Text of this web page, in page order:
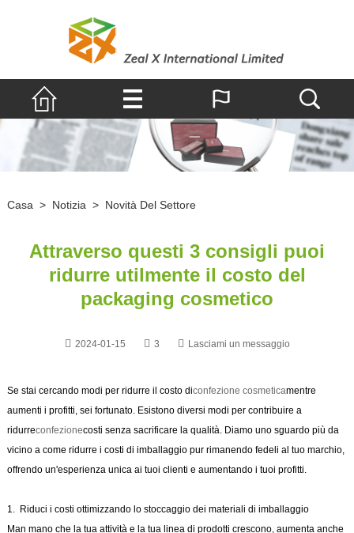
Casa > Notizia > Novità Del Settore
Attraverso questi 3 consigli puoi
ridurre utilmente il costo del
packaging cosmetico
2024-01-15 3 Lasciami un messaggio
Se stai cercando modi per ridurre il costo diconfezione cosmeticamentre
aumenti i profitti, sei fortunato. Esistono diversi modi per contribuire a
ridurreconfezionecosti senza sacrificare la qualità. Diamo uno sguardo più da
vicino a come ridurre i costi di imballaggio pur rimanendo fedeli al tuo marchio,
offrendo un'esperienza unica ai tuoi clienti e aumentando i tuoi profitti.
1. Riduci i costi ottimizzando lo stoccaggio dei materiali di imballaggio
Man mano che la tua attività e la tua linea di prodotti crescono, aumenta anche